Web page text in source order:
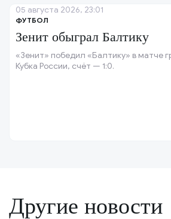
ФУТБОЛ
Зенит обыграл Балтику
«Зенит» победил «Балтику» в матче
Кубка России, счёт — 1:0.
05 августа 2026, 23:01
Другие новости